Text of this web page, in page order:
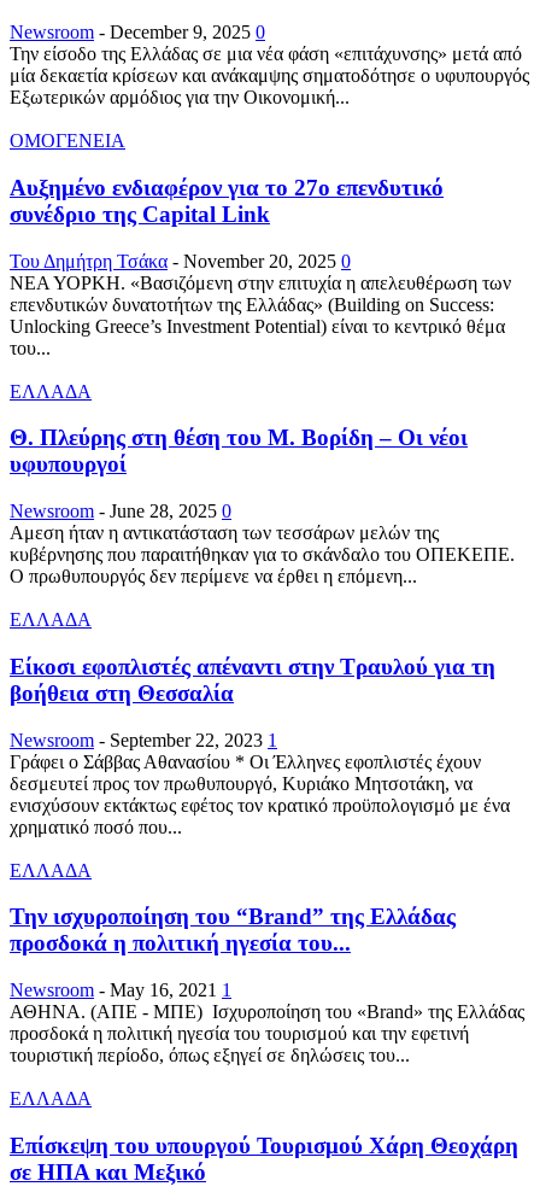
Newsroom - December 9, 2025 0
Την είσοδο της Ελλάδας σε μια νέα φάση «επιτάχυνσης» μετά από
μία δεκαετία κρίσεων και ανάκαμψης σηματοδότησε ο υφυπουργός
Εξωτερικών αρμόδιος για την Οικονομική...
ΟΜΟΓΕΝΕΙΑ
Αυξημένο ενδιαφέρον για το 27ο επενδυτικό
συνέδριο της Capital Link
Του Δημήτρη Τσάκα - November 20, 2025 0
ΝΕΑ ΥΟΡΚΗ. «Βασιζόμενη στην επιτυχία η απελευθέρωση των
επενδυτικών δυνατοτήτων της Ελλάδας» (Building on Success:
Unlocking Greece’s Investment Potential) είναι το κεντρικό θέμα
του...
ΕΛΛΑΔΑ
Θ. Πλεύρης στη θέση του Μ. Βορίδη – Οι νέοι
υφυπουργοί
Newsroom - June 28, 2025 0
Αμεση ήταν η αντικατάσταση των τεσσάρων μελών της
κυβέρνησης που παραιτήθηκαν για το σκάνδαλο του ΟΠΕΚΕΠΕ.
Ο πρωθυπουργός δεν περίμενε να έρθει η επόμενη...
ΕΛΛΑΔΑ
Είκοσι εφοπλιστές απέναντι στην Τραυλού για τη
βοήθεια στη Θεσσαλία
Newsroom - September 22, 2023 1
Γράφει ο Σάββας Αθανασίου * Οι Έλληνες εφοπλιστές έχουν
δεσμευτεί προς τον πρωθυπουργό, Κυριάκο Μητσοτάκη, να
ενισχύσουν εκτάκτως εφέτος τον κρατικό προϋπολογισμό με ένα
χρηματικό ποσό που...
ΕΛΛΑΔΑ
Την ισχυροποίηση του “Brand” της Ελλάδας
προσδοκά η πολιτική ηγεσία του...
Newsroom - May 16, 2021 1
ΑΘΗΝΑ. (ΑΠΕ - ΜΠΕ) Ισχυροποίηση του «Brand» της Ελλάδας
προσδοκά η πολιτική ηγεσία του τουρισμού και την εφετινή
τουριστική περίοδο, όπως εξηγεί σε δηλώσεις του...
ΕΛΛΑΔΑ
Επίσκεψη του υπουργού Τουρισμού Χάρη Θεοχάρη
σε ΗΠΑ και Μεξικό